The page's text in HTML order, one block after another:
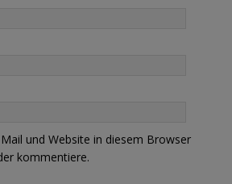
und Website in diesem Browser
kommentiere.